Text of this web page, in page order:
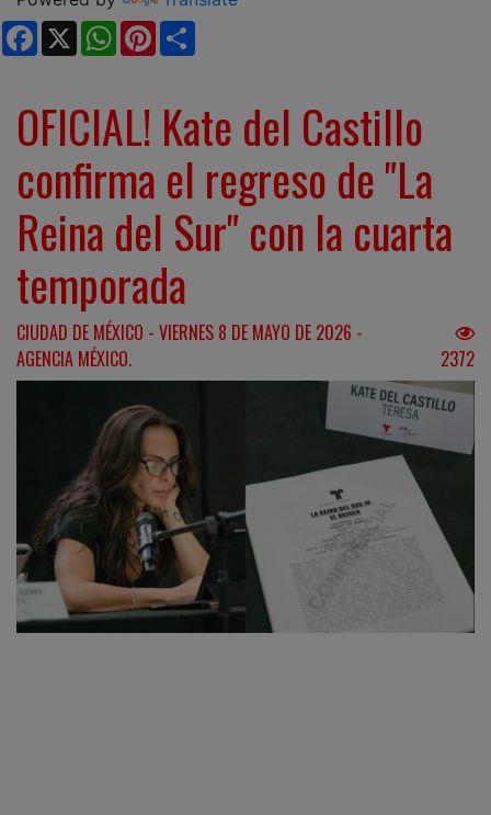
Facebook
X WhatsApp
Pinterest
OFICIAL! Kate del Castillo
confirma el regreso de "La
Reina del Sur" con la cuarta
temporada
CIUDAD DE MÉXICO - VIERNES 8 DE MAYO DE 2026 -
AGENCIA MÉXICO.
2372